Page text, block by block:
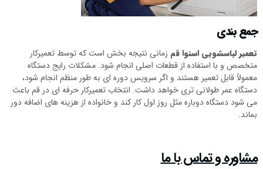
جمع بندی
تعمیر لباسشویی اسنوا قم زمانی نتیجه بخش است که توسط تعمیرکار
متخصص و با استفاده از قطعات اصلی انجام شود. مشکلات رایج دستگاه
معمولاً قابل تعمیر هستند و اگر سرویس دوره ای به طور منظم انجام شود،
دستگاه عمر طولانی تری خواهد داشت. انتخاب تعمیرکار حرفه ای در قم باعث
می شود دستگاه دوباره مثل روز اول کار کند و خانواده از هزینه های اضافه دور
بماند.
مشاوره و تماس با ما